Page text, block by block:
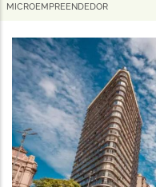
de
navegação
MICROEMPREENDEDOR